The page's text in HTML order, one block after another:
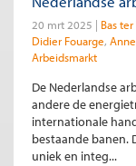
20 mrt 2025 Bas
Didier Fouarge
Arbeidsmarkt
De Nederlandse
andere de
internationale
bestaande banen.
uniek en integ...